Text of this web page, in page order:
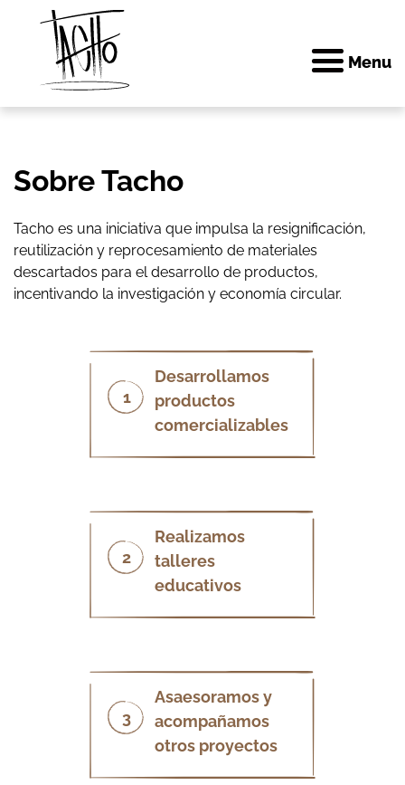
Menu
Sobre Tacho
Tacho es una iniciativa que impulsa la resignificación,
reutilización y reprocesamiento de materiales
descartados para el desarrollo de productos,
incentivando la investigación y economía circular.
1
Desarrollamos
productos
comercializables
2
Realizamos
talleres
educativos
3
Asaesoramos y
acompañamos
otros proyectos